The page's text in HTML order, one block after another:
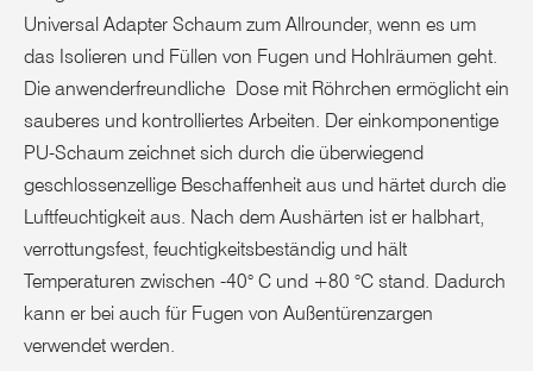
Universal Adapter Schaum zum Allrounder, wenn es um
das Isolieren und Füllen von Fugen und Hohlräumen geht.
Die anwenderfreundliche Dose mit Röhrchen ermöglicht ein
sauberes und kontrolliertes Arbeiten. Der einkomponentige
PU-Schaum zeichnet sich durch die überwiegend
geschlossenzellige Beschaffenheit aus und härtet durch die
Luftfeuchtigkeit aus. Nach dem Aushärten ist er halbhart,
verrottungsfest, feuchtigkeitsbeständig und hält
Temperaturen zwischen -40° C und +80 °C stand. Dadurch
kann er bei auch für Fugen von Außentürenzargen
verwendet werden.